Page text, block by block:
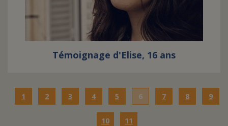
Témoignage d'Elise, 16 ans
1 2 3 4 5 6 7 8 9
10 11